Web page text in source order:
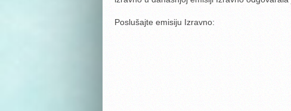
Poslušajte emisiju Izravno: